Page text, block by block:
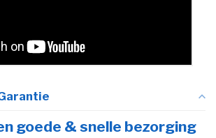
goede & snelle bezorging